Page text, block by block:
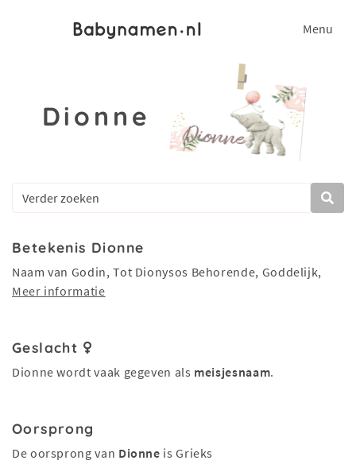
Menu
Dionne
Betekenis Dionne
Naam van Godin, Tot Dionysos Behorende, Goddelijk,
Meer informatie
Geslacht
Dionne wordt vaak gegeven als meisjesnaam.
Oorsprong
De oorsprong van Dionne is Grieks